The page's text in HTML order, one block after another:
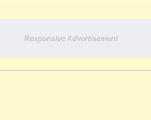
Responsive Advertisement